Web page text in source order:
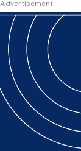
Advertisement